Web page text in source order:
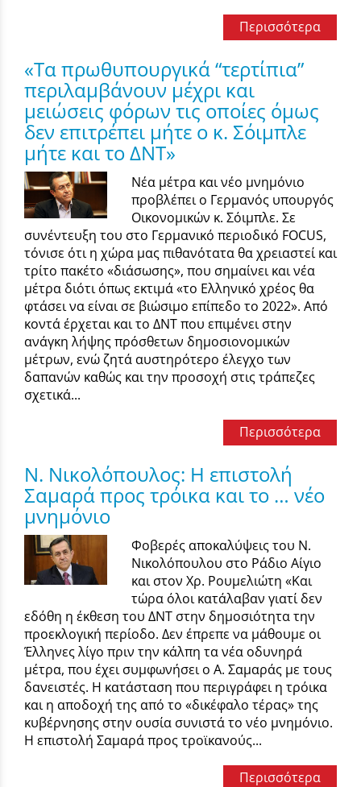
Περισσότερα
«Τα πρωθυπουργικά “τερτίπια”
περιλαμβάνουν μέχρι και
μειώσεις φόρων τις οποίες όμως
δεν επιτρέπει μήτε ο κ. Σόιμπλε
μήτε και το ΔΝΤ»
Νέα μέτρα και νέο μνημόνιο
προβλέπει ο Γερμανός υπουργός
Οικονομικών κ. Σόιμπλε. Σε
συνέντευξη του στο Γερμανικό περιοδικό FOCUS,
τόνισε ότι η χώρα μας πιθανότατα θα χρειαστεί και
τρίτο πακέτο «διάσωσης», που σημαίνει και νέα
μέτρα διότι όπως εκτιμά «το Ελληνικό χρέος θα
φτάσει να είναι σε βιώσιμο επίπεδο το 2022». Από
κοντά έρχεται και το ΔΝΤ που επιμένει στην
ανάγκη λήψης πρόσθετων δημοσιονομικών
μέτρων, ενώ ζητά αυστηρότερο έλεγχο των
δαπανών καθώς και την προσοχή στις τράπεζες
σχετικά...
Περισσότερα
N. Νικολόπουλος: Η επιστολή
Σαμαρά προς τρόικα και το … νέο
μνημόνιο
Φοβερές αποκαλύψεις του Ν.
Νικολόπουλου στο Ράδιο Αίγιο
και στον Χρ. Ρουμελιώτη «Και
τώρα όλοι κατάλαβαν γιατί δεν
εδόθη η έκθεση του ΔΝΤ στην δημοσιότητα την
προεκλογική περίοδο. Δεν έπρεπε να μάθουμε οι
Έλληνες λίγο πριν την κάλπη τα νέα οδυνηρά
μέτρα, που έχει συμφωνήσει ο Α. Σαμαράς με τους
δανειστές. Η κατάσταση που περιγράφει η τρόικα
και η αποδοχή της από το «δικέφαλο τέρας» της
κυβέρνησης στην ουσία συνιστά το νέο μνημόνιο.
Η επιστολή Σαμαρά προς τροϊκανούς...
Περισσότερα